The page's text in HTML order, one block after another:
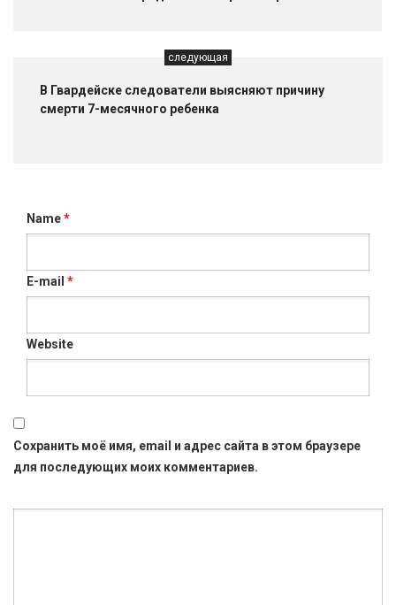
следующая
В Гвардейске следователи выясняют причину
смерти 7-месячного ребенка
Name*
E-mail *
Website
Сохранить моё имя, email и адрес сайта в этом браузере
для последующих моих комментариев.